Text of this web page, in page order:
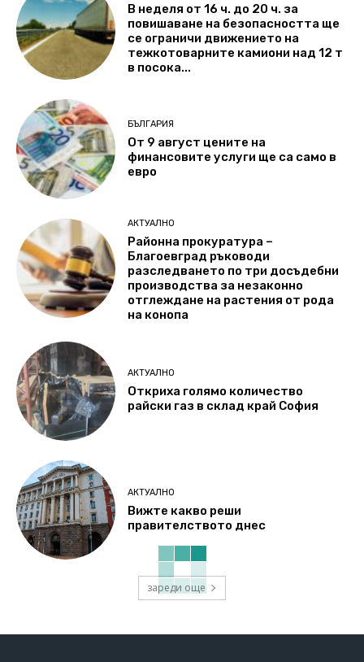
В неделя от 16 ч. до 20 ч. за
повишаване на безопасността ще
се ограничи движението на
тежкотоварните камиони над 12 т
в посока...
БЪЛГАРИЯ
От 9 август цените на
финансовите услуги ще са само в
евро
АКТУАЛНО
Районна прокуратура –
Благоевград ръководи
разследването по три досъдебни
производства за незаконно
отглеждане на растения от рода
на конопа
АКТУАЛНО
Откриха голямо количество
райски газ в склад край София
АКТУАЛНО
Вижте какво реши
правителството днес
зареди още